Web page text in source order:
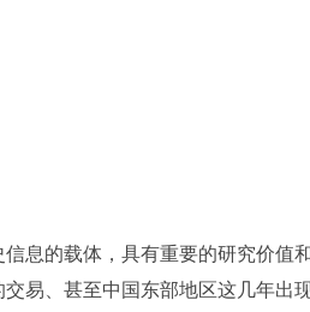
息的载体，具有重要的研究价值
易、甚至中国东部地区这几年出